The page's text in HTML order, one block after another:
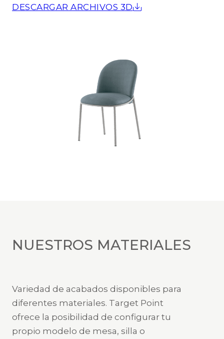
DESCARGAR ARCHIVOS 3D
NUESTROS MATERIALES
Variedad de acabados disponibles para
diferentes materiales. Target Point
ofrece la posibilidad de configurar tu
propio modelo de mesa, silla o